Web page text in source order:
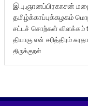
இ.பு.ஞானப்பிரகாசன்
தமிழ்க்காப்புக்கழகம்
சட்டச் சொற்கள் விளக்கம்
தியாகுஎன் சரித்திரம்சுரதா
திருக்குறள்